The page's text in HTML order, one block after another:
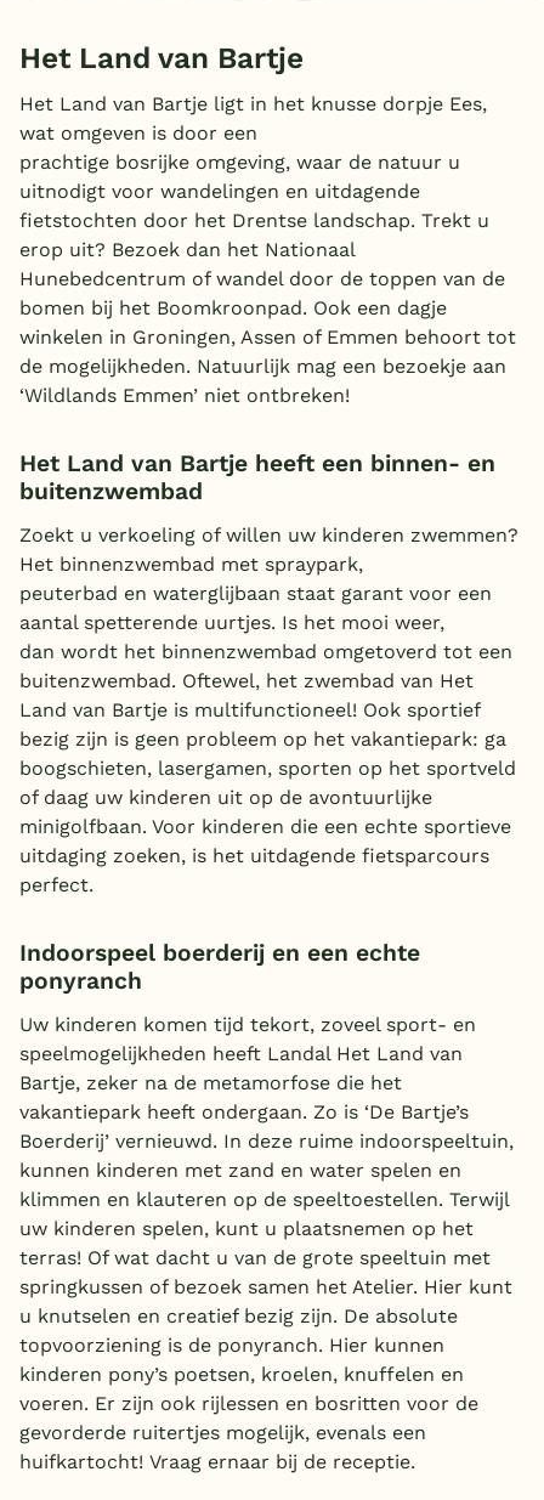
Het Land van Bartje
Het Land van Bartje ligt in het knusse dorpje Ees,
wat omgeven is door een
prachtige bosrijke omgeving, waar de natuur u
uitnodigt voor wandelingen en uitdagende
fietstochten door het Drentse landschap. Trekt u
erop uit? Bezoek dan het Nationaal
Hunebedcentrum of wandel door de toppen van de
bomen bij het Boomkroonpad. Ook een dagje
winkelen in Groningen, Assen of Emmen behoort tot
de mogelijkheden. Natuurlijk mag een bezoekje aan
‘Wildlands Emmen’ niet ontbreken!
Het Land van Bartje heeft een binnen- en
buitenzwembad
Zoekt u verkoeling of willen uw kinderen zwemmen?
Het binnenzwembad met spraypark,
peuterbad en waterglijbaan staat garant voor een
aantal spetterende uurtjes. Is het mooi weer,
dan wordt het binnenzwembad omgetoverd tot een
buitenzwembad. Oftewel, het zwembad van Het
Land van Bartje is multifunctioneel! Ook sportief
bezig zijn is geen probleem op het vakantiepark: ga
boogschieten, lasergamen, sporten op het sportveld
of daag uw kinderen uit op de avontuurlijke
minigolfbaan. Voor kinderen die een echte sportieve
uitdaging zoeken, is het uitdagende fietsparcours
perfect.
Indoorspeel boerderij en een echte
ponyranch
Uw kinderen komen tijd tekort, zoveel sport- en
speelmogelijkheden heeft Landal Het Land van
Bartje, zeker na de metamorfose die het
vakantiepark heeft ondergaan. Zo is ‘De Bartje’s
Boerderij’ vernieuwd. In deze ruime indoorspeeltuin,
kunnen kinderen met zand en water spelen en
klimmen en klauteren op de speeltoestellen. Terwijl
uw kinderen spelen, kunt u plaatsnemen op het
terras! Of wat dacht u van de grote speeltuin met
springkussen of bezoek samen het Atelier. Hier kunt
u knutselen en creatief bezig zijn. De absolute
topvoorziening is de ponyranch. Hier kunnen
kinderen pony’s poetsen, kroelen, knuffelen en
voeren. Er zijn ook rijlessen en bosritten voor de
gevorderde ruitertjes mogelijk, evenals een
huifkartocht! Vraag ernaar bij de receptie.